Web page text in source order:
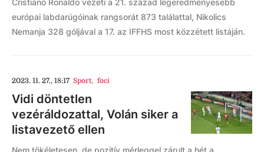
Cristiano Ronaldo vezeti a 21. század legeredményesebb
európai labdarúgóinak rangsorát 873 találattal, Nikolics
Nemanja 328 góljával a 17. az IFFHS most közzétett listáján.
2023. 11. 27., 18:17 Sport, foci
Vidi döntetlen
vezéráldozattal, Volán siker a
listavezető ellen
Nem tökéletesen, de pozitív mérleggel zárult a hét a